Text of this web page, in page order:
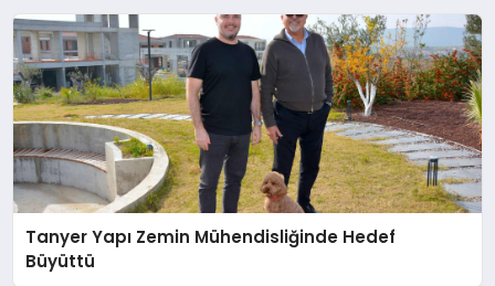
Tanyer Yapı Zemin Mühendisliğinde Hedef
Büyüttü